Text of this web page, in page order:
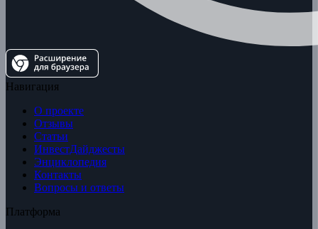
Навигация
О проекте
Отзывы
Статьи
ИнвестДайджесты
Энциклопедия
Контакты
Вопросы и ответы
Платформа